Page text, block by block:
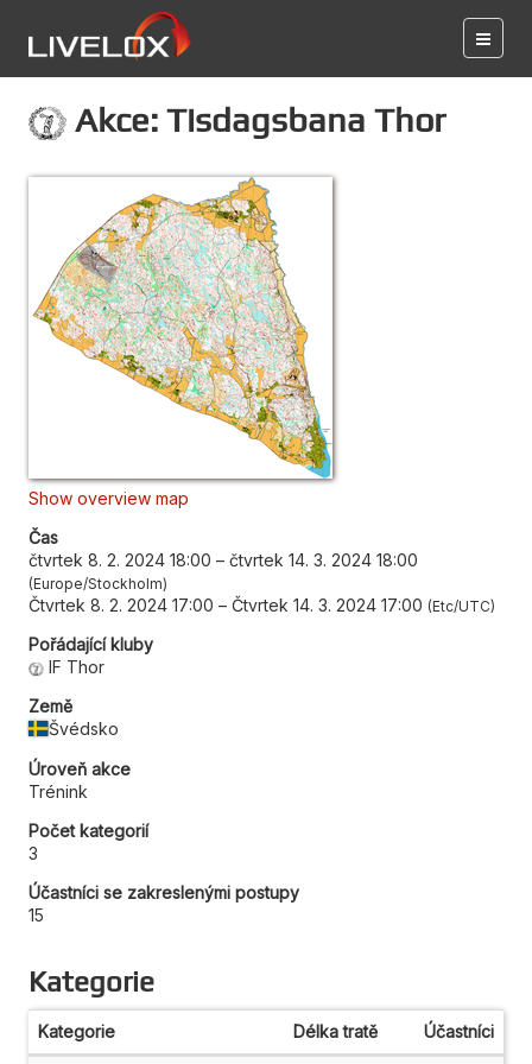
Akce: Tisdagsbana Thor
Show overview map
Čas
čtvrtek 8. 2. 2024 18:00 – čtvrtek 14. 3. 2024 18:00
Europe/Stockholm
Čtvrtek 8. 2. 2024 17:00 – Čtvrtek 14. 3. 2024 17:00 Etc/UTC
Pořádající kluby
IF Thor
Země
Švédsko
Úroveň akce
Trénink
Počet kategorií
3
Účastníci se zakreslenými postupy
15
Kategorie
Kategorie Délka tratě Účastníci